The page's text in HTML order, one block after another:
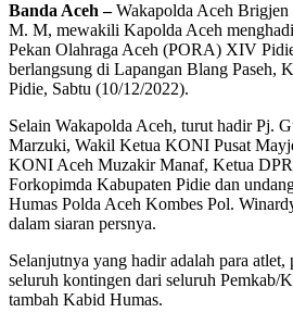
Banda Aceh –Wakapolda Aceh Brigjen
M. M, mewakili Kapolda Aceh
Pekan Olahraga Aceh (PORA) XIV
berlangsung di Lapangan Blang Paseh,
Pidie, Sabtu (10/12/2022).
Selain Wakapolda Aceh, turut hadir Pj.
Marzuki, Wakil Ketua KONI Pusat
KONI Aceh Muzakir Manaf, Ketua
Forkopimda Kabupaten Pidie dan
Humas Polda Aceh Kombes Pol.
dalam siaran persnya.
Selanjutnya yang hadir adalah para
seluruh kontingen dari seluruh Pemkab/
tambah Kabid Humas.